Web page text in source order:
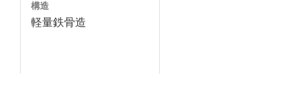
構造
軽量鉄骨造